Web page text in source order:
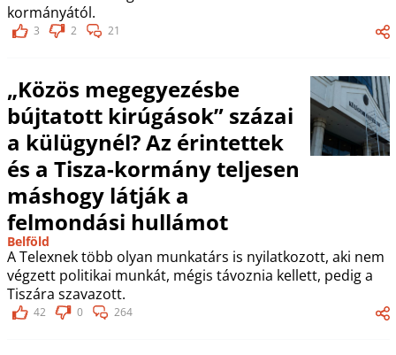
kormányától.
3 2 21
„Közös megegyezésbe
bújtatott kirúgások” százai
a külügynél? Az érintettek
és a Tisza-kormány teljesen
máshogy látják a
felmondási hullámot
Belföld
A Telexnek több olyan munkatárs is nyilatkozott, aki nem
végzett politikai munkát, mégis távoznia kellett, pedig a
Tiszára szavazott.
42 0 264